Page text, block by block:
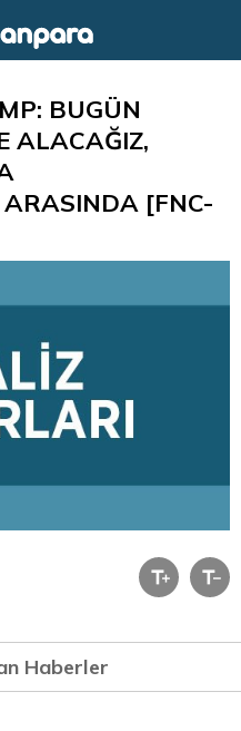
BUGÜN
ALACAĞIZ,
[FNC-
Haberler